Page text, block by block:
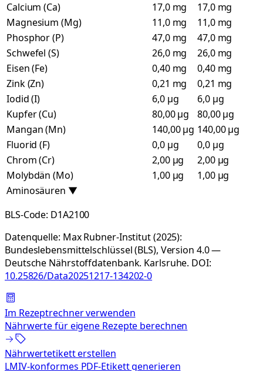
Calcium (Ca)
17,0 mg
17,0 mg
Magnesium (Mg)
11,0 mg
11,0 mg
Phosphor (P)
47,0 mg
47,0 mg
Schwefel (S)
26,0 mg
26,0 mg
Eisen (Fe)
0,40 mg
0,40 mg
Zink (Zn)
0,21 mg
0,21 mg
Iodid (I)
6,0 µg
6,0 µg
Kupfer (Cu)
80,00 µg
80,00 µg
Mangan (Mn)
140,00 µg 140,00 µg
Fluorid (F)
0,0 µg
0,0 µg
Chrom (Cr)
2,00 µg
2,00 µg
Molybdän (Mo)
1,00 µg
1,00 µg
Aminosäuren ▼
BLS-Code: D1A2100
Datenquelle: Max Rubner-Institut (2025):
Bundeslebensmittelschlüssel (BLS), Version 4.0 —
Deutsche Nährstoffdatenbank. Karlsruhe. DOI:
10.25826/Data20251217-134202-0
Im Rezeptrechner verwenden
Nährwerte für eigene Rezepte berechnen
Nährwertetikett erstellen
LMIV-konformes PDF-Etikett generieren